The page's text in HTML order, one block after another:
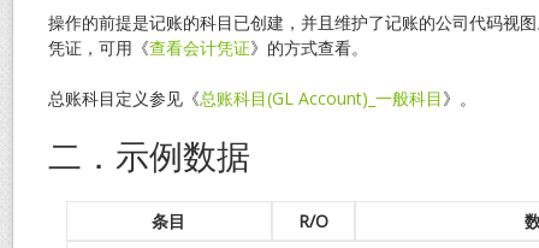
操作的前提是记账的科目已创建，并且维护了记账的公司代码视
凭证，可用《查看会计凭证》的方式查看。
总账科目定义参见《总账科目(GL Account)_一般科目》。
二．示例数据
条目 R/O